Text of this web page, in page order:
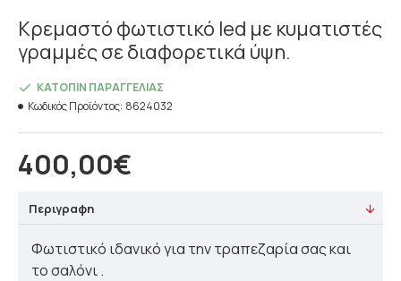
Κρεμαστό φωτιστικό led με κυματιστές
γραμμές σε διαφορετικά ύψη.
400,00€
ΚΑΤΌΠΙΝ ΠΑΡΑΓΓΕΛΊΑΣ
Κωδικός Προϊόντος: 8624032
Περιγραφη
Φωτιστικό ιδανικό για την τραπεζαρία σας και
το σαλόνι .